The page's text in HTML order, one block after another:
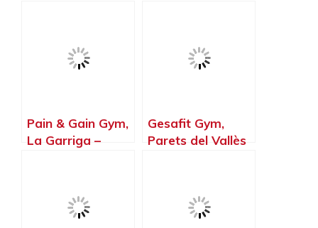
Pain & Gain Gym,
La Garriga –
Gesafit Gym,
Parets del Vallès